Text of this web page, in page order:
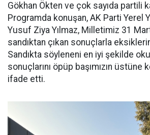
Gökhan Ökten ve çok sayıda partili
Programda konuşan, AK Parti Yerel
Yusuf Ziya Yılmaz, Milletimiz 31
sandıktan çıkan sonuçlarla
Sandıkta söyleneni en iyi şekilde
sonuçlarını öpüp başımızın üstüne
ifade etti.